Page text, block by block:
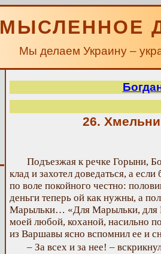
МЫСЛЕННОЕ
Мы делаем Украину –
26.
Подъезжая к речке Горыни,
клад и захотел доведаться, а
по воле покойного честно:
деньги теперь ой как нужны, а
Марыльки… «Для Марыльки, для
моей любой, коханой, насильно
из Варшавы ясно вспомнил ее и
– За всех и за нее! –